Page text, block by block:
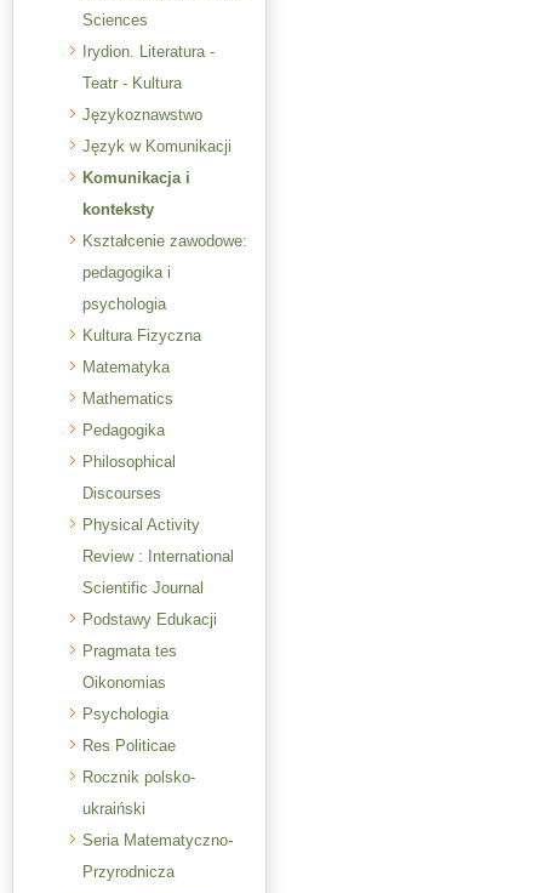
Sciences
Irydion. Literatura -
Teatr - Kultura
Językoznawstwo
Język w Komunikacji
Komunikacja i
konteksty
Kształcenie zawodowe:
pedagogika i
psychologia
Kultura Fizyczna
Matematyka
Mathematics
Pedagogika
Philosophical
Discourses
Physical Activity
Review : International
Scientific Journal
Podstawy Edukacji
Pragmata tes
Oikonomias
Psychologia
Res Politicae
Rocznik polsko-
ukraiński
Seria Matematyczno-
Przyrodnicza